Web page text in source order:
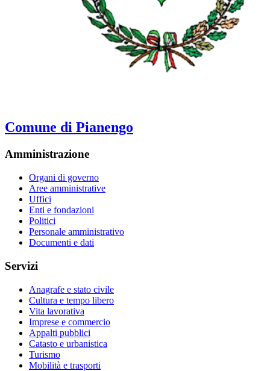
Comune di Pianengo
Amministrazione
Organi di governo
Aree amministrative
Uffici
Enti e fondazioni
Politici
Personale amministrativo
Documenti e dati
Servizi
Anagrafe e stato civile
Cultura e tempo libero
Vita lavorativa
Imprese e commercio
Appalti pubblici
Catasto e urbanistica
Turismo
Mobilità e trasporti